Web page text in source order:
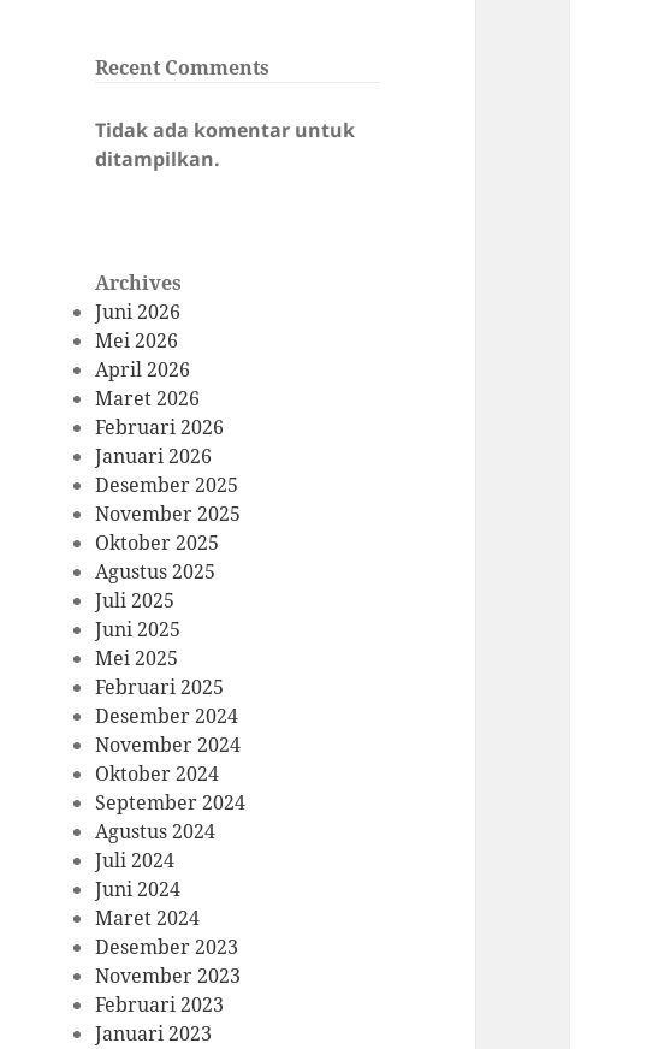
Recent Comments
Tidak ada komentar untuk
ditampilkan.
Archives
Juni 2026
Mei 2026
April 2026
Maret 2026
Februari 2026
Januari 2026
Desember 2025
November 2025
Oktober 2025
Agustus 2025
Juli 2025
Juni 2025
Mei 2025
Februari 2025
Desember 2024
November 2024
Oktober 2024
September 2024
Agustus 2024
Juli 2024
Juni 2024
Maret 2024
Desember 2023
November 2023
Februari 2023
Januari 2023